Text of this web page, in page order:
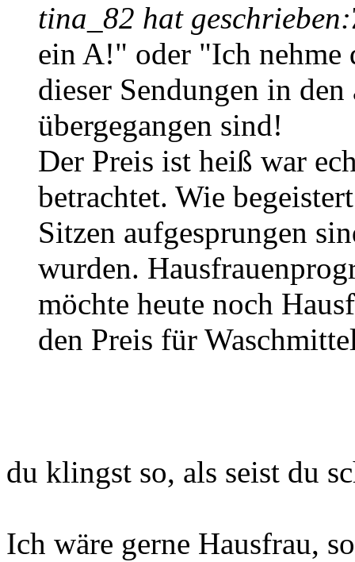
tina_82 hat geschrieben:
ein A!" oder "Ich nehme
dieser Sendungen in
übergegangen sind!
Der Preis ist heiß war
betrachtet. Wie
Sitzen aufgesprungen
wurden.
möchte heute noch
den Preis für
du klingst so, als seist du
Ich wäre gerne Hausfrau,